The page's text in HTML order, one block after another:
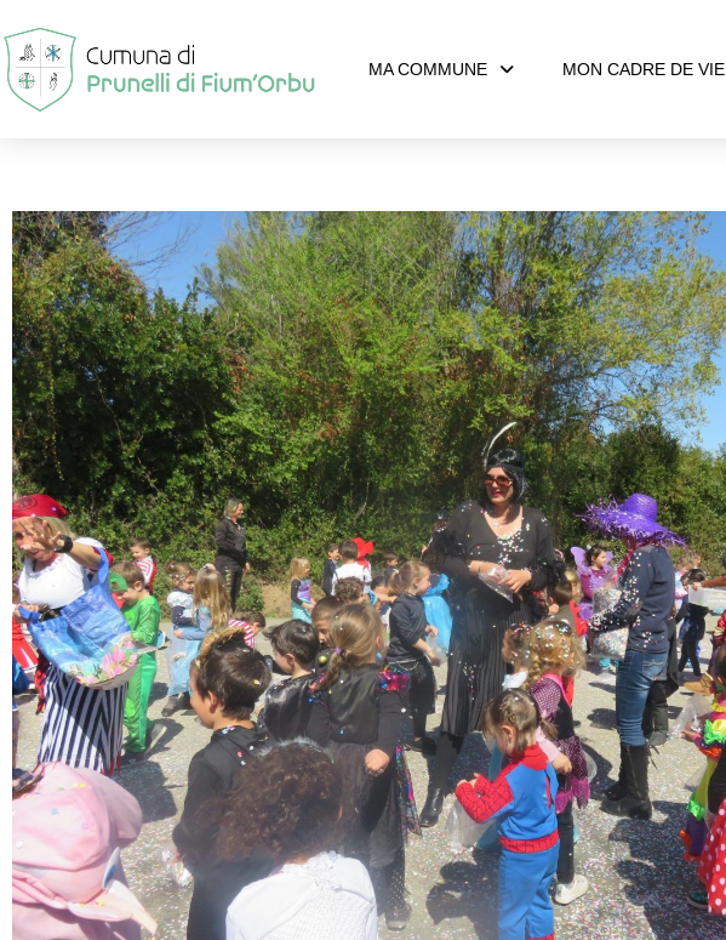
MA COMMUNE MON CADRE DE VIE